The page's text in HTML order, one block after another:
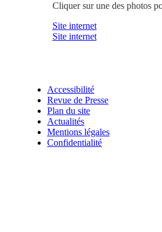
Cliquer sur une des photos
Site internet
Site internet
Accessibilité
Revue de Presse
Plan du site
Actualités
Mentions légales
Confidentialité